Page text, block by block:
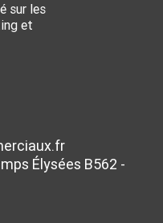
sur les
et
Élysées B562 -